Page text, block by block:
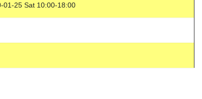
01-25 Sat 10:00-18:00